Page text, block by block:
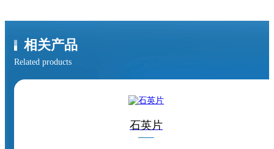
相关产品
Related products
石英片